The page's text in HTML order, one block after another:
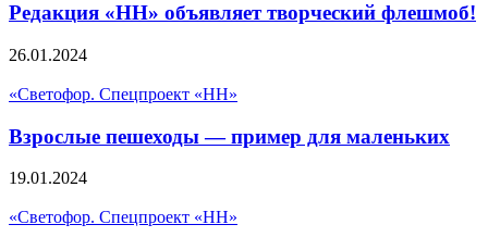
Редакция «НН» объявляет творческий флешмоб!
26.01.2024
«Светофор. Спецпроект «НН»
Взрослые пешеходы — пример для маленьких
19.01.2024
«Светофор. Спецпроект «НН»